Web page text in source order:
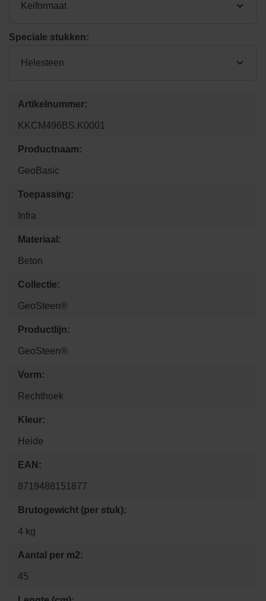
Keiformaat
Speciale stukken:
Helesteen
Artikelnummer:
KKCM496BS.K0001
Productnaam:
GeoBasic
Toepassing:
Infra
Materiaal:
Beton
Collectie:
GeoSteen®
Productlijn:
GeoSteen®
Vorm:
Rechthoek
Kleur:
Heide
EAN:
8719488151877
Brutogewicht (per stuk):
4 kg
Aantal per m2:
45